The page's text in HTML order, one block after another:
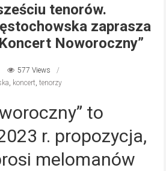
tenorów.
zaprasza
Noworoczny”
577 Views
koncert tenorzy
to
r. propozycja,
melomanów